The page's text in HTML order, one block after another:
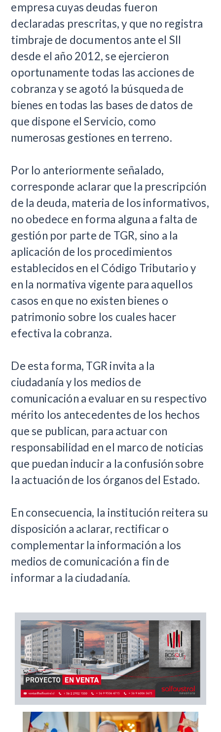
empresa cuyas deudas fueron
declaradas prescritas, y que no registra
timbraje de documentos ante el SII
desde el año 2012, se ejercieron
oportunamente todas las acciones de
cobranza y se agotó la búsqueda de
bienes en todas las bases de datos de
que dispone el Servicio, como
numerosas gestiones en terreno.
Por lo anteriormente señalado,
corresponde aclarar que la prescripción
de la deuda, materia de los informativos,
no obedece en forma alguna a falta de
gestión por parte de TGR, sino a la
aplicación de los procedimientos
establecidos en el Código Tributario y
en la normativa vigente para aquellos
casos en que no existen bienes o
patrimonio sobre los cuales hacer
efectiva la cobranza.
De esta forma, TGR invita a la
ciudadanía y los medios de
comunicación a evaluar en su respectivo
mérito los antecedentes de los hechos
que se publican, para actuar con
responsabilidad en el marco de noticias
que puedan inducir a la confusión sobre
la actuación de los órganos del Estado.
En consecuencia, la institución reitera su
disposición a aclarar, rectificar o
complementar la información a los
medios de comunicación a fin de
informar a la ciudadanía.